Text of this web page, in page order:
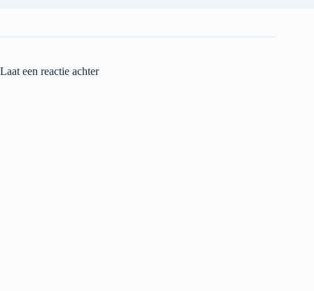
Laat een reactie achter